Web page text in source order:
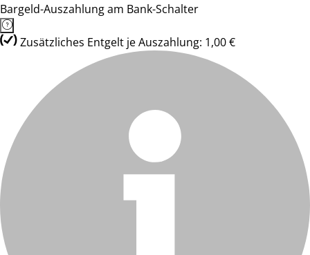
Bargeld-Auszahlung am Bank-Schalter
Zusätzliches Entgelt je Auszahlung: 1,00 €